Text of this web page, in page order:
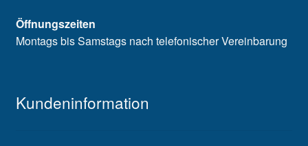
Öffnungszeiten
Montags bis Samstags nach telefonischer Vereinbarung
Kundeninformation